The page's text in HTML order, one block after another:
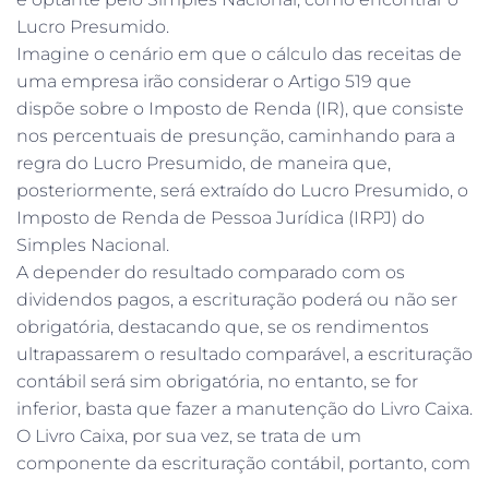
Lucro Presumido.
Imagine o cenário em que o cálculo das receitas de
uma empresa irão considerar o Artigo 519 que
dispõe sobre o Imposto de Renda (IR), que consiste
nos percentuais de presunção, caminhando para a
regra do Lucro Presumido, de maneira que,
posteriormente, será extraído do Lucro Presumido, o
Imposto de Renda de Pessoa Jurídica (IRPJ) do
Simples Nacional.
A depender do resultado comparado com os
dividendos pagos, a escrituração poderá ou não ser
obrigatória, destacando que, se os rendimentos
ultrapassarem o resultado comparável, a escrituração
contábil será sim obrigatória, no entanto, se for
inferior, basta que fazer a manutenção do Livro Caixa.
O Livro Caixa, por sua vez, se trata de um
componente da escrituração contábil, portanto, com